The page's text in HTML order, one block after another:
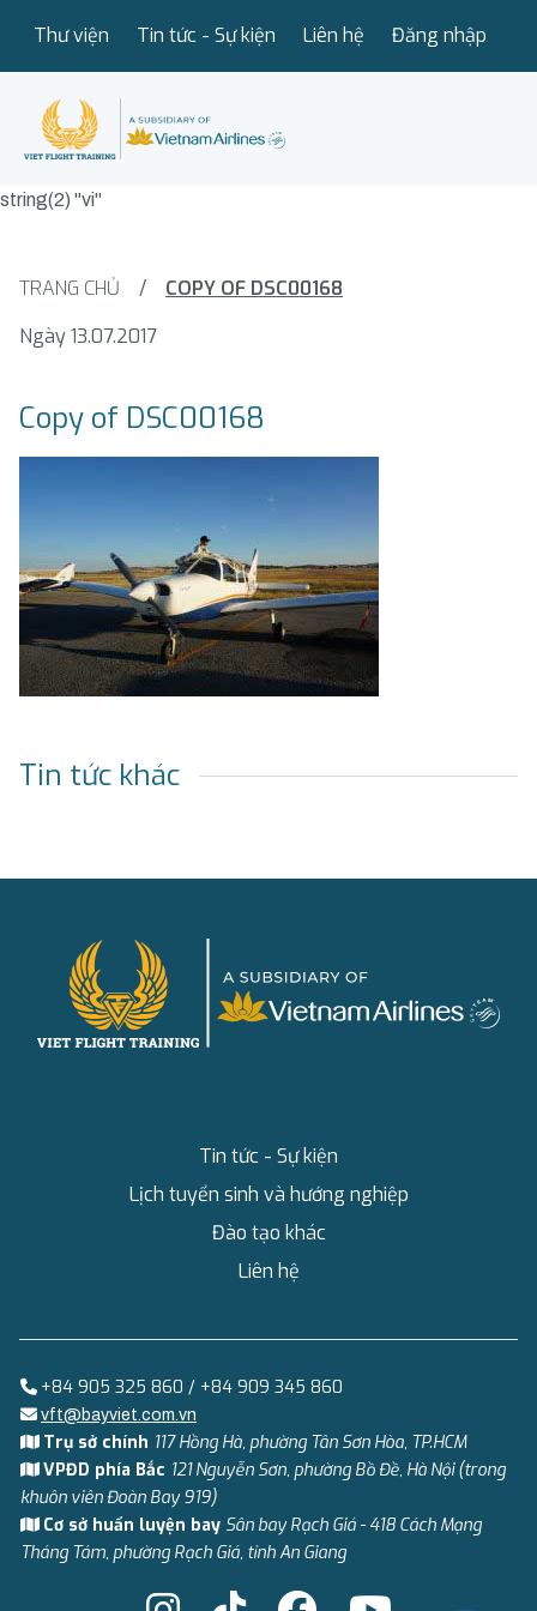
Thư viện Tin tức - Sự kiện Liên hệ Đăng nhập
string(2) "vi"
TRANG CHỦ /
COPY OF DSC00168
Ngày 13.07.2017
Copy of DSC00168
Tin tức khác
Tin tức - Sự kiện
Lịch tuyển sinh và hướng nghiệp
Đào tạo khác
Liên hệ
+84 905 325 860 / +84 909 345 860
vft@bayviet.com.vn
Trụ sở chính 117 Hồng Hà, phường Tân Sơn Hòa, TP.HCM
VPĐD phía Bắc 121 Nguyễn Sơn, phường Bồ Đề, Hà Nội (trong
khuôn viên Đoàn Bay 919)
Cơ sở huấn luyện bay Sân bay Rạch Giá - 418 Cách Mạng
Tháng Tám, phường Rạch Giá, tỉnh An Giang